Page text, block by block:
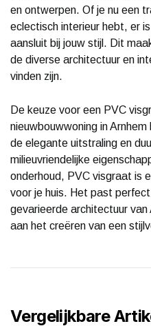
en ontwerpen. Of je nu een
eclectisch interieur hebt, er
aansluit bij jouw stijl. Dit
de diverse architectuur en
vinden zijn.
De keuze voor een PVC
nieuwbouwwoning in
de elegante uitstraling en
milieuvriendelijke
onderhoud, PVC visgraat is
voor je huis. Het past
gevarieerde architectuur van
aan het creëren van een
Vergelijkbare